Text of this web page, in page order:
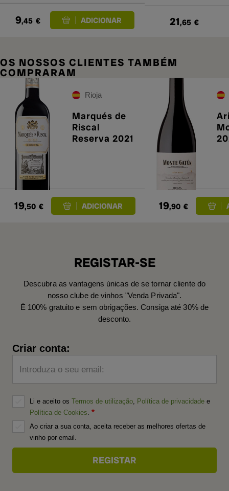
9,45 € 21,65 €
OS NOSSOS CLIENTES TAMBÉM
COMPRARAM
Rioja
Marqués de
Riscal
Reserva 2021
19,50 € 19,90 €
REGISTAR-SE
Descubra as vantagens únicas de se tornar cliente do
nosso clube de vinhos "Venda Privada".
É 100% gratuito e sem obrigações. Consiga até 30% de
desconto.
Criar conta:
Introduza o seu email:
Li e aceito os Termos de utilização Política de privacidade e
Política de Cookies
Ao criar a sua conta, aceita receber as melhores ofertas de
vinho por email.